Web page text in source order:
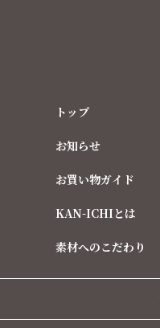
トップ
お知らせ
お買い物ガイド
KAN-ICHIとは
素材へのこだわり